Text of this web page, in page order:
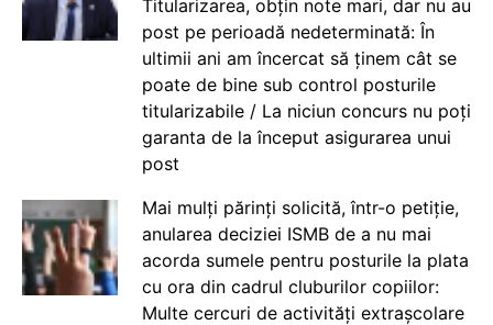
Titularizarea, obțin note mari, dar nu au
post pe perioadă nedeterminată: În
ultimii ani am încercat să ținem cât se
poate de bine sub control posturile
titularizabile / La niciun concurs nu poți
garanta de la început asigurarea unui
post
Mai mulți părinți solicită, într-o petiție,
anularea deciziei ISMB de a nu mai
acorda sumele pentru posturile la plata
cu ora din cadrul cluburilor copiilor:
Multe cercuri de activități extrașcolare